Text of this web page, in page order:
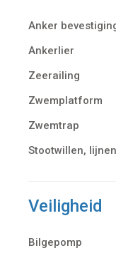
Anker
Ankerlier
Zeerailing
Zwemplatform
Zwemtrap
Stootwillen, lijnen
Veiligheid
Bilgepomp